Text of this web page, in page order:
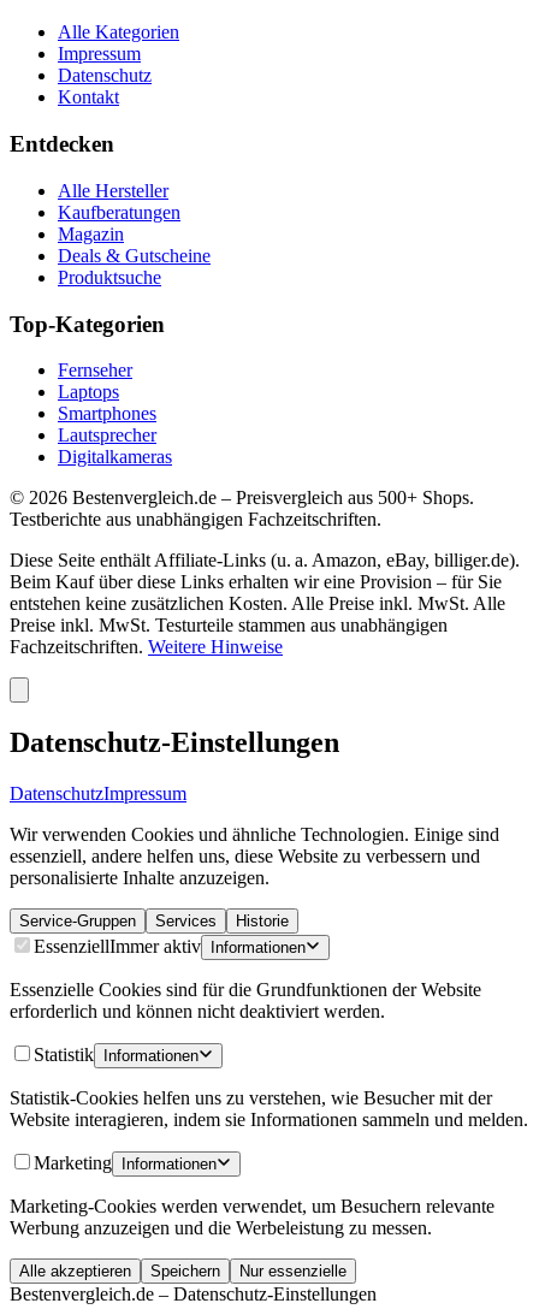
Alle Kategorien
Impressum
Datenschutz
Kontakt
Entdecken
Alle Hersteller
Kaufberatungen
Magazin
Deals & Gutscheine
Produktsuche
Top-Kategorien
Fernseher
Laptops
Smartphones
Lautsprecher
Digitalkameras
© 2026 Bestenvergleich.de – Preisvergleich aus 500+ Shops.
Testberichte aus unabhängigen Fachzeitschriften.
Diese Seite enthält Affiliate-Links (u. a. Amazon, eBay, billiger.de).
Beim Kauf über diese Links erhalten wir eine Provision – für Sie
entstehen keine zusätzlichen Kosten. Alle Preise inkl. MwSt. Alle
Preise inkl. MwSt. Testurteile stammen aus unabhängigen
Fachzeitschriften. Weitere Hinweise
Datenschutz-Einstellungen
DatenschutzImpressum
Wir verwenden Cookies und ähnliche Technologien. Einige sind
essenziell, andere helfen uns, diese Website zu verbessern und
personalisierte Inhalte anzuzeigen.
Service-Gruppen Services Historie
EssenziellImmer aktiv Informationen
Essenzielle Cookies sind für die Grundfunktionen der Website
erforderlich und können nicht deaktiviert werden.
Statistik Informationen
Statistik-Cookies helfen uns zu verstehen, wie Besucher mit der
Website interagieren, indem sie Informationen sammeln und melden.
Marketing Informationen
Marketing-Cookies werden verwendet, um Besuchern relevante
Werbung anzuzeigen und die Werbeleistung zu messen.
Alle akzeptieren Speichern Nur essenzielle
Bestenvergleich.de – Datenschutz-Einstellungen